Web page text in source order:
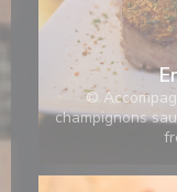
©
champignons